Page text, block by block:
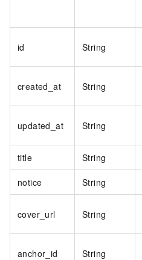
id String
created_at String
updated_at String
title String
notice String
cover_url String
anchor_id String